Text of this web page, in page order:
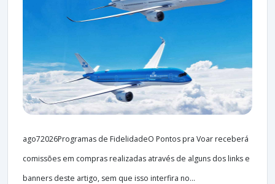
ago72026Programas de FidelidadeO Pontos pra Voar receberá
comissões em compras realizadas através de alguns dos links e
banners deste artigo, sem que isso interfira no...